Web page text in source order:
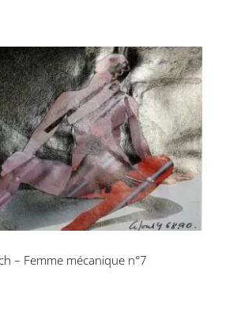
Le Boul’ch – Femme
mécanique n°7
– Femme mécanique n°7